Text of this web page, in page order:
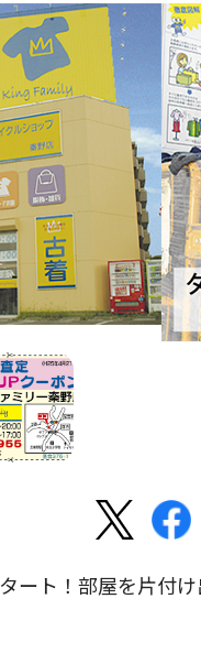
ート！部屋を片付